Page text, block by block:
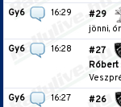
Gy6
16:29 #29
jönni,
Gy6
16:28 #27
Róbert
Gy6
16:27 #26